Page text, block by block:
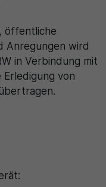
öffentliche
Anregungen wird
in Verbindung mit
von